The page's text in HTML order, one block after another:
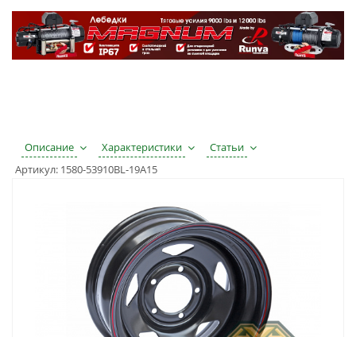
Описание Характеристики
Статьи
Артикул: 1580-53910BL-19A15